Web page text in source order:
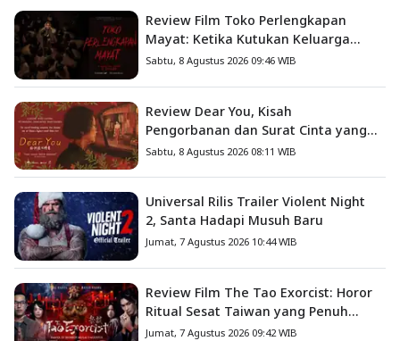
Review Film Toko Perlengkapan
Mayat: Ketika Kutukan Keluarga
Menjadi Sumber Teror yang
Sabtu, 8 Agustus 2026 09:46 WIB
Review Dear You, Kisah
Pengorbanan dan Surat Cinta yang
Menyentuh Hati
Sabtu, 8 Agustus 2026 08:11 WIB
Universal Rilis Trailer Violent Night
2, Santa Hadapi Musuh Baru
Jumat, 7 Agustus 2026 10:44 WIB
Review Film The Tao Exorcist: Horor
Ritual Sesat Taiwan yang Penuh
Misteri dan Teror Psikologis
Jumat, 7 Agustus 2026 09:42 WIB